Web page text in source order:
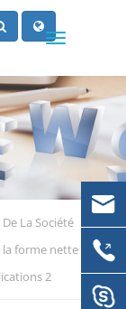
La Société
forme nette
2